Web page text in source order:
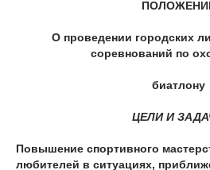
О проведении городских
соревнований по
биатлону
ЦЕЛИ И
Повышение спортивного
любителей в ситуациях,